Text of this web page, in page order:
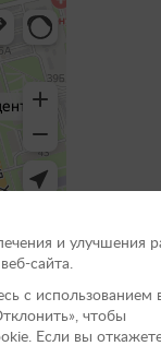
и улучшения
сайта.
с использованием
чтобы
Если вы